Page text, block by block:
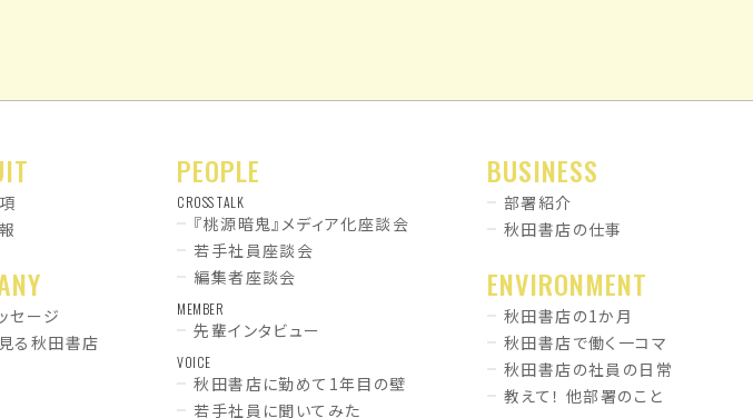
セージ
る秋田書店
PEOPLE
CROSS TALK
『桃源暗鬼』メディア化座談会
若手社員座談会
編集者座談会
MEMBER
先輩インタビュー
VOICE
秋田書店に勤めて1年目の壁
若手社員に聞いてみた
BUSINESS
部署紹介
秋田書店の仕事
ENVIRONMENT
秋田書店の1か月
秋田書店で働く一コマ
秋田書店の社員の日常
教えて！ 他部署のこと